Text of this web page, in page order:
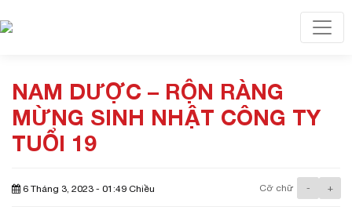
NAM DƯỢC – RỘN RÀNG
MỪNG SINH NHẬT CÔNG TY
TUỔI 19
6 Tháng 3, 2023 - 01:49 Chiều Cỡ chữ - +